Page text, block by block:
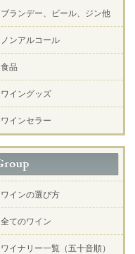
ブランデー、ビール、ジン他
ノンアルコール
食品
ワイングッズ
ワインセラー
ワインの選び方
全てのワイン
ワイナリー一覧（五十音順）